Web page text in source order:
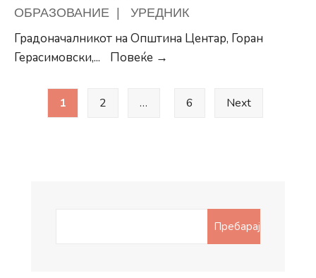
ОБРАЗОВАНИЕ
УРЕДНИК
Градоначалникот на Општина Центар, Горан
Герасимовски,... Повеќе →
јазик
традиција,
Posts
pagination
1 2 … 6 Next
Пребарај